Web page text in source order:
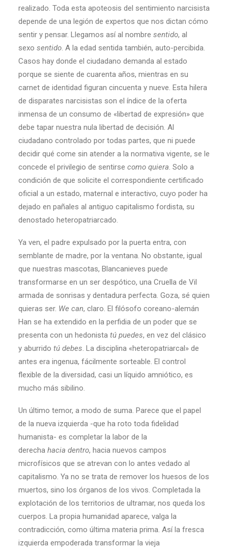
realizado. Toda esta apoteosis del sentimiento narcisista
depende de una legión de expertos que nos dictan cómo
sentir y pensar. Llegamos así al nombre sentido, al
sexo sentido. A la edad sentida también, auto-percibida.
Casos hay donde el ciudadano demanda al estado
porque se siente de cuarenta años, mientras en su
carnet de identidad figuran cincuenta y nueve. Esta hilera
de disparates narcisistas son el índice de la oferta
inmensa de un consumo de «libertad de expresión» que
debe tapar nuestra nula libertad de decisión. Al
ciudadano controlado por todas partes, que ni puede
decidir qué come sin atender a la normativa vigente, se le
concede el privilegio de sentirse como quiera. Solo a
condición de que solicite el correspondiente certificado
oficial a un estado, maternal e interactivo, cuyo poder ha
dejado en pañales al antiguo capitalismo fordista, su
denostado heteropatriarcado.
Ya ven, el padre expulsado por la puerta entra, con
semblante de madre, por la ventana. No obstante, igual
que nuestras mascotas, Blancanieves puede
transformarse en un ser despótico, una Cruella de Vil
armada de sonrisas y dentadura perfecta. Goza, sé quien
quieras ser. We can, claro. El filósofo coreano-alemán
Han se ha extendido en la perfidia de un poder que se
presenta con un hedonista tú puedes, en vez del clásico
y aburrido tú debes. La disciplina «heteropatriarcal» de
antes era ingenua, fácilmente sorteable. El control
flexible de la diversidad, casi un líquido amniótico, es
mucho más sibilino.
Un último temor, a modo de suma. Parece que el papel
de la nueva izquierda -que ha roto toda fidelidad
humanista- es completar la labor de la
derecha hacia dentro, hacia nuevos campos
microfísicos que se atrevan con lo antes vedado al
capitalismo. Ya no se trata de remover los huesos de los
muertos, sino los órganos de los vivos. Completada la
explotación de los territorios de ultramar, nos queda los
cuerpos. La propia humanidad aparece, valga la
contradicción, como última materia prima. Así la fresca
izquierda empoderada transformar la vieja